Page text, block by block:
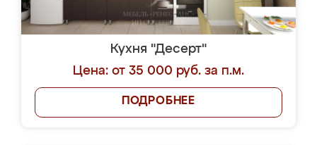
Кухня "Десерт"
Цена: от 35 000 руб. за п.м.
ПОДРОБНЕЕ